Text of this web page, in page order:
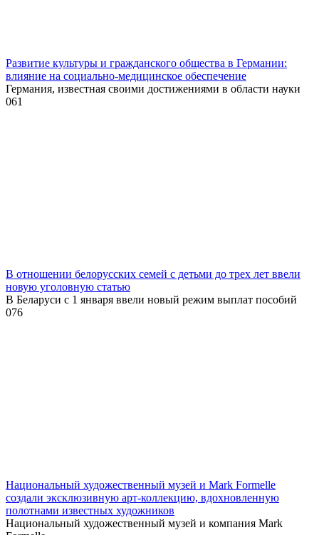
Развитие культуры и гражданского общества в Германии:
влияние на социально-медицинское обеспечение
Германия, известная своими достижениями в области науки
061
В отношении белорусских семей с детьми до трех лет ввели
новую уголовную статью
В Беларуси с 1 января ввели новый режим выплат пособий
076
Национальный художественный музей и Mark Formelle
создали эксклюзивную арт-коллекцию, вдохновленную
полотнами известных художников
Национальный художественный музей и компания Mark